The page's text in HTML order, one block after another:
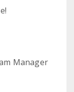
Manager